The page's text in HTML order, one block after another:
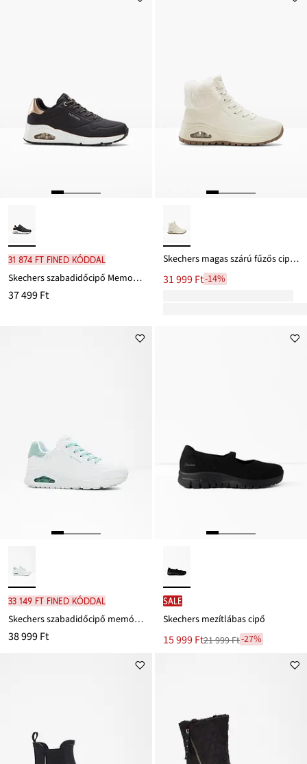
31 874 Ft FINED kóddal
Skechers szabadidőcipő Memory habszivaccsal
37 499 Ft
Skechers magas szárú fűzős cipő Memory habszivaccsal
31 999 Ft-14%
33 149 Ft FINED kóddal
Skechers szabadidőcipő memória habbal
38 999 Ft
SALE
Skechers mezítlábas cipő
Új
15 999 Ft
Leárazva21 999 Ft-27%